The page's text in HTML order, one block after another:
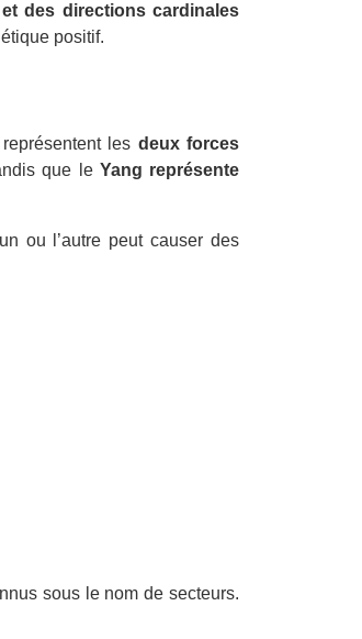
des directions cardinales
positif.
les deux forces
que le Yang représente
ou l’autre peut causer des
sous le nom de secteurs.